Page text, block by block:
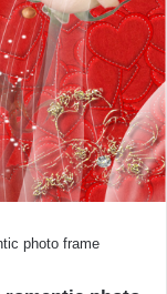
photo frame